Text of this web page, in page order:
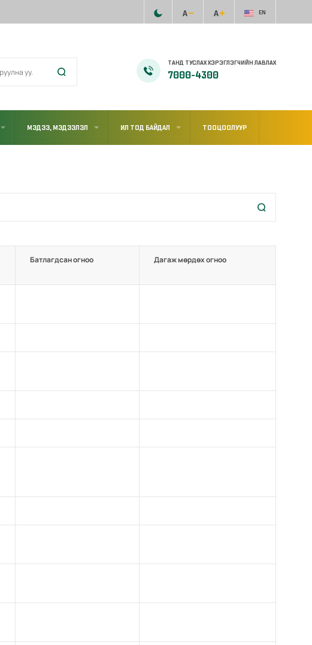
EN
ТАНД ТУСЛАХ ХЭРЭГЛЭГЧИЙН ЛАВЛАХ
7000-4300
МЭДЭЭ, МЭДЭЭЛЭЛ ИЛ ТОД БАЙДАЛ ТООЦООЛУУР
Батлагдсан огноо Дагаж мөрдөх огноо